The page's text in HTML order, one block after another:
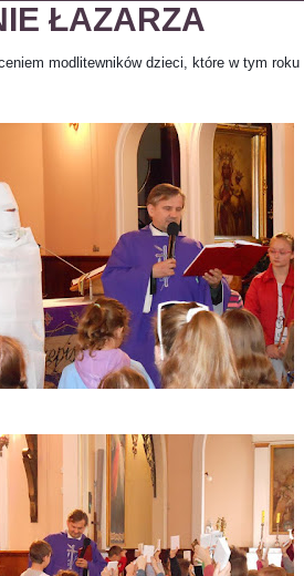
ŁAZARZA
modlitewników dzieci, które w tym